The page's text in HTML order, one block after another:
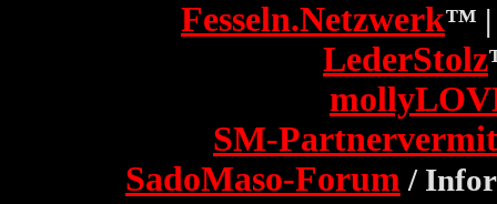
Fesseln.Netzwerk™ |
LederStolz
SM-
SadoMaso-Forum /